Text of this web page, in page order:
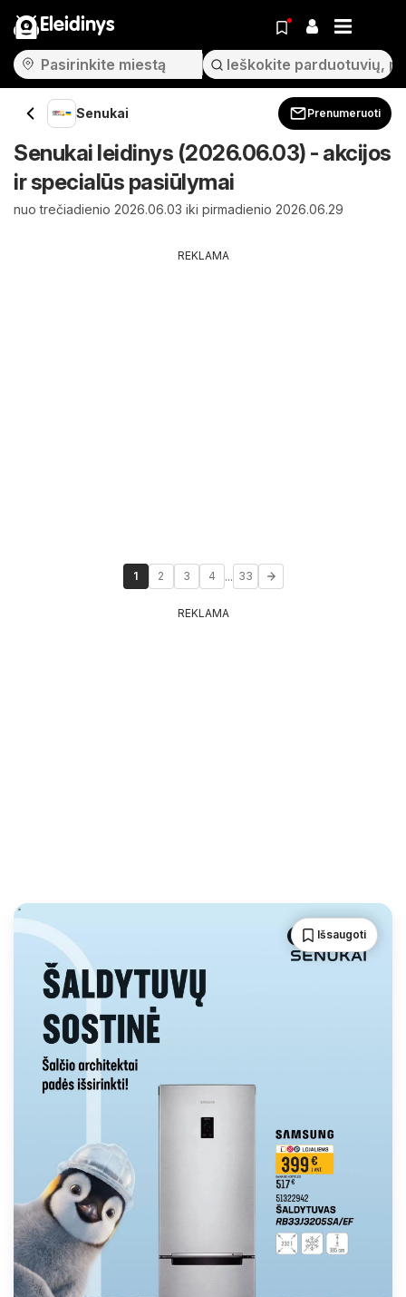
Eleidinys
Senukai Prenumeruoti
Senukai leidinys (2026.06.03) - akcijos
ir specialūs pasiūlymai
nuo trečiadienio 2026.06.03 iki pirmadienio 2026.06.29
REKLAMA
1 2 3 4 ... 33
REKLAMA
Išsaugoti